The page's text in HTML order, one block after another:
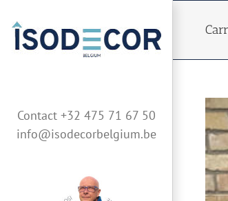
content
Contact +32 475 71 67 50
info@isodecorbelgium.be